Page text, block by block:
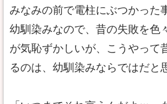
みなみの前で電柱にぶつかった
幼馴染みなので、昔の失敗を色
が気恥ずかしいが、こうやって
るのは、幼馴染みならではだと